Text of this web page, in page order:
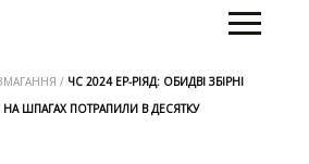
/ ЧС 2024 ЕР-РІЯД: ОБИДВІ ЗБІРНІ
НА ШПАГАХ ПОТРАПИЛИ В ДЕСЯТКУ